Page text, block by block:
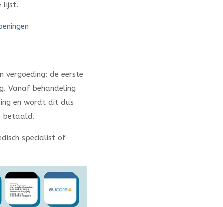
lijst.
vergoeding: de eerste
Vanaf behandeling
en wordt dit dus
betaald.
specialist of